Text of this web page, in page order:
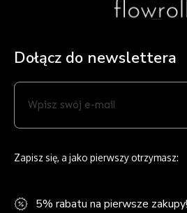
Dołącz do newslettera
swój
e-
Zapisz się, a jako pierwszy otrzymasz:
5% rabatu na pierwsze zakupy!